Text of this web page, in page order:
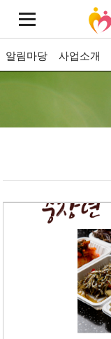
알림마당 사업소개